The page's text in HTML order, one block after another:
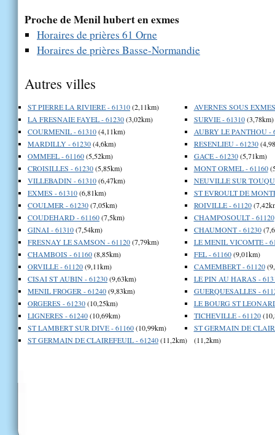
Proche de Menil hubert en exmes
Horaires de prières 61 Orne
Horaires de prières Basse-Normandie
Autres villes
ST PIERRE LA RIVIERE - 61310(2,11km)
LA FRESNAIE FAYEL - 61230(3,02km)
COURMENIL - 61310(4,11km)
MARDILLY - 61230(4,6km)
OMMEEL - 61160(5,52km)
CROISILLES - 61230(5,85km)
VILLEBADIN - 61310(6,47km)
EXMES - 61310(6,81km)
COULMER - 61230(7,05km)
COUDEHARD - 61160(7,5km)
GINAI - 61310(7,54km)
FRESNAY LE SAMSON - 61120(7,79km)
CHAMBOIS - 61160(8,85km)
ORVILLE - 61120(9,11km)
CISAI ST AUBIN - 61230(9,63km)
MENIL FROGER - 61240(9,83km)
ORGERES - 61230(10,25km)
LIGNERES - 61240(10,69km)
ST LAMBERT SUR DIVE - 61160(10,99km)
ST GERMAIN DE CLAIREFEUIL - 61240(11,2km)
AVERNES SOUS
SURVIE - 61310(3,78km)
AUBRY LE PANTHOU -
RESENLIEU - 61230
GACE - 61230(5,71km)
MONT ORMEL - 61160
NEUVILLE SUR
ST EVROULT DE
ROIVILLE - 61120
CHAMPOSOULT - 61120
CHAUMONT - 61230
LE MENIL VICOMTE -
FEL - 61160(9,01km)
CAMEMBERT - 61120
LE PIN AU HARAS -
GUERQUESALLES -
LE BOURG ST
TICHEVILLE - 61120
ST GERMAIN DE
(11,2km)